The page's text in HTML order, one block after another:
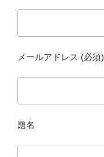
メールアドレス (必須)
題名